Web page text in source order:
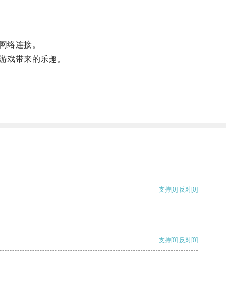
络连接。
带来的乐趣。
支持[0] 反对[0]
支持[0] 反对[0]